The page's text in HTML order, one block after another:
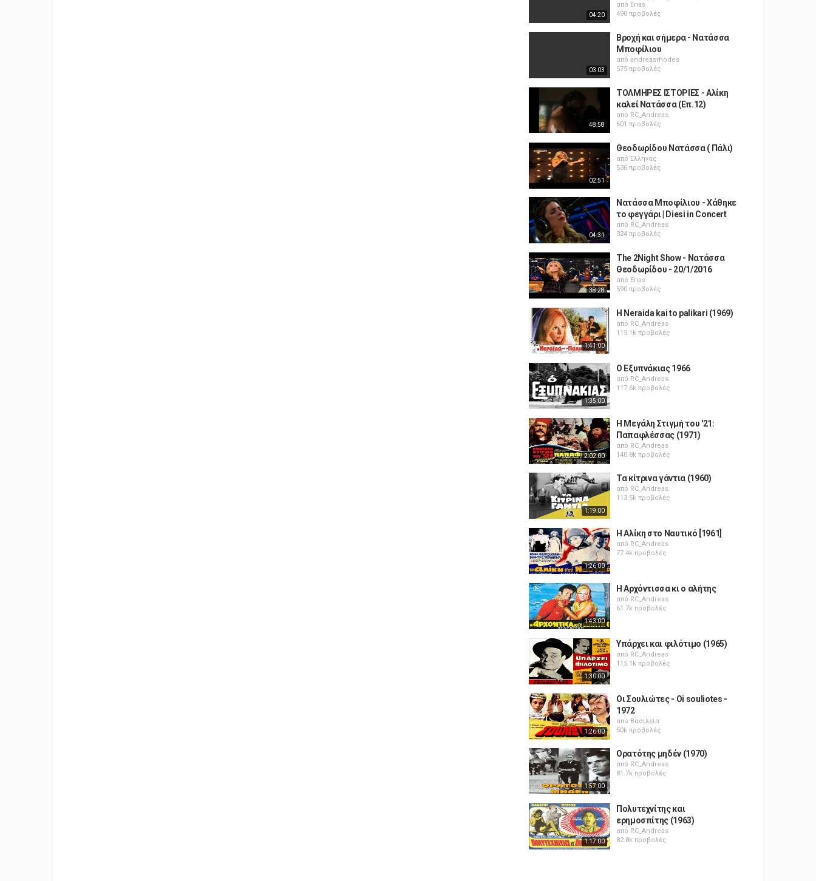
04:20
από Enas
490 προβολές
03:03
Βροχή και σήμερα - Νατάσσα
Μποφίλιου
από andreasrhodes
575 προβολές
48:58
ΤΟΛΜΗΡΕΣ ΙΣΤΟΡΙΕΣ - Αλίκη
καλεί Νατάσσα (Επ.12)
από RC_Andreas
601 προβολές
02:51
Θεοδωρίδου Νατάσσα ( Πάλι)
απόΈλληνας
536 προβολές
04:31
Νατάσσα Μποφίλιου - Χάθηκε
το φεγγάρι | Diesi in Concert
από RC_Andreas
324 προβολές
38:28
The 2Night Show - Νατάσσα
Θεοδωρίδου - 20/1/2016
από Enas
590 προβολές
1:41:00
H Neraida kai to palikari (1969)
από RC_Andreas
115.1k προβολές
1:35:00
Ο Εξυπνάκιας 1966
από RC_Andreas
117.6k προβολές
2:02:00
Η Μεγάλη Στιγμή του '21:
Παπαφλέσσας (1971)
από RC_Andreas
140.8k προβολές
1:19:00
Τα κίτρινα γάντια (1960)
από RC_Andreas
113.5k προβολές
1:26:00
Η Αλίκη στο Ναυτικό [1961]
από RC_Andreas
77.4k προβολές
1:43:00
Η Αρχόντισσα κι ο αλήτης
από RC_Andreas
61.7k προβολές
1:30:00
Υπάρχει και φιλότιμο (1965)
από RC_Andreas
115.1k προβολές
1:26:00
Οι Σουλιώτες - Oi souliotes -
1972
από Βασιλεία
50k προβολές
1:57:00
Ορατότης μηδέν (1970)
από RC_Andreas
81.7k προβολές
1:17:00
Πολυτεχνίτης και
ερημοσπίτης (1963)
από RC_Andreas
82.8k προβολές